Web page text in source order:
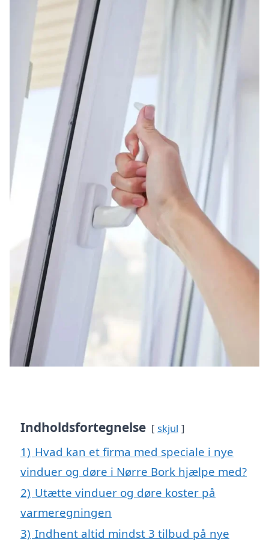
Indholdsfortegnelse skjul
1) Hvad kan et firma med speciale i nye
vinduer og døre i Nørre Bork hjælpe med?
2) Utætte vinduer og døre koster på
varmeregningen
3) Indhent altid mindst 3 tilbud på nye